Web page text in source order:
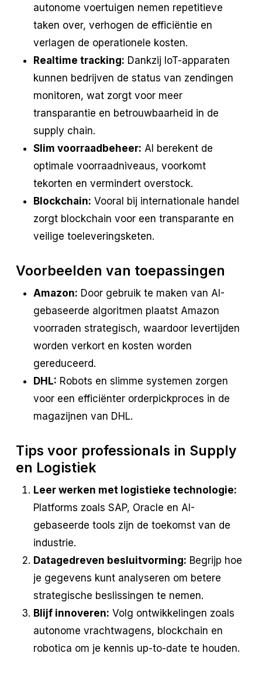
autonome voertuigen nemen repetitieve
taken over, verhogen de efficiëntie en
verlagen de operationele kosten.
Realtime tracking: Dankzij IoT-apparaten
kunnen bedrijven de status van zendingen
monitoren, wat zorgt voor meer
transparantie en betrouwbaarheid in de
supply chain.
Slim voorraadbeheer: AI berekent de
optimale voorraadniveaus, voorkomt
tekorten en vermindert overstock.
Blockchain: Vooral bij internationale handel
zorgt blockchain voor een transparante en
veilige toeleveringsketen.
Voorbeelden van toepassingen
Amazon: Door gebruik te maken van AI-
gebaseerde algoritmen plaatst Amazon
voorraden strategisch, waardoor levertijden
worden verkort en kosten worden
gereduceerd.
DHL: Robots en slimme systemen zorgen
voor een efficiënter orderpickproces in de
magazijnen van DHL.
Tips voor professionals in Supply
en Logistiek
Leer werken met logistieke technologie:
Platforms zoals SAP, Oracle en AI-
gebaseerde tools zijn de toekomst van de
industrie.
Datagedreven besluitvorming: Begrijp hoe
je gegevens kunt analyseren om betere
strategische beslissingen te nemen.
Blijf innoveren: Volg ontwikkelingen zoals
autonome vrachtwagens, blockchain en
robotica om je kennis up-to-date te houden.